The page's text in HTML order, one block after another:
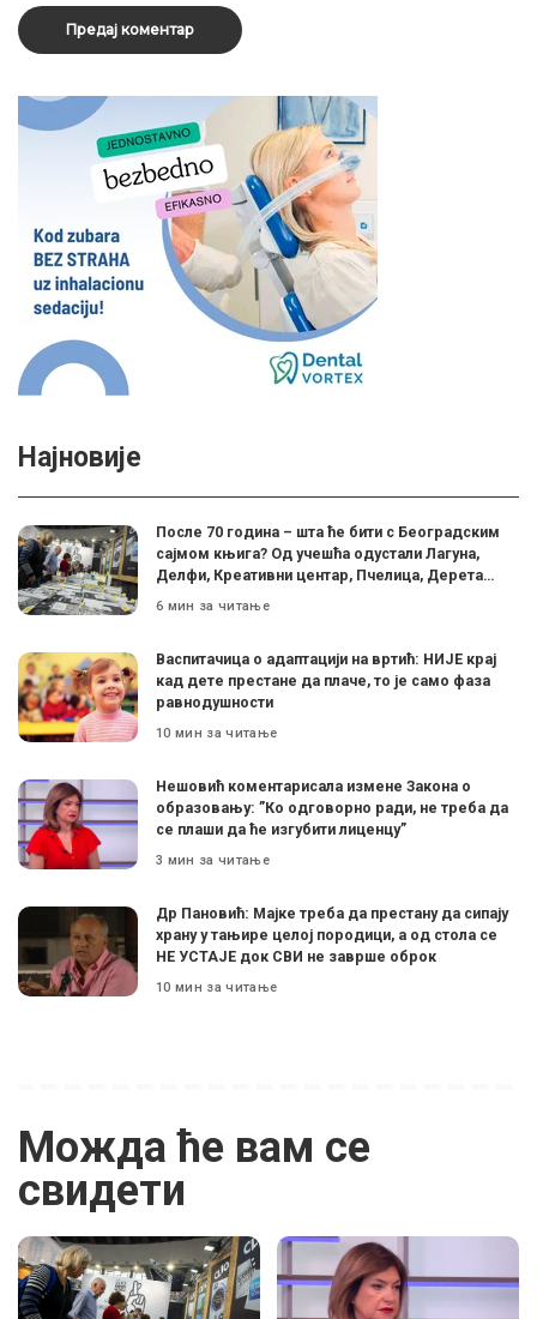
Најновије
После 70 година – шта ће бити с Београдским
сајмом књига? Од учешћа одустали Лагуна,
Делфи, Креативни центар, Пчелица, Дерета…
6 мин за читање
Васпитачица о адаптацији на вртић: НИЈЕ крај
кад дете престане да плаче, то је само фаза
равнодушности
10 мин за читање
Нешовић коментарисала измене Закона о
образовању: ”Ко одговорно ради, не треба да
се плаши да ће изгубити лиценцу”
3 мин за читање
Др Пановић: Мајке треба да престану да сипају
храну у тањире целој породици, а од стола се
НЕ УСТАЈЕ док СВИ не заврше оброк
10 мин за читање
Можда ће вам се
свидети